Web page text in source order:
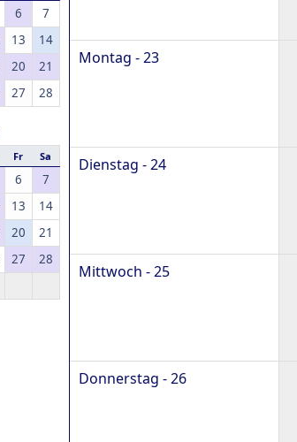
6
7
13
14
20
21
27 28
Fr Sa
6
7
13
14
20
21
27
28
Montag - 23
Dienstag - 24
Mittwoch - 25
Donnerstag - 26